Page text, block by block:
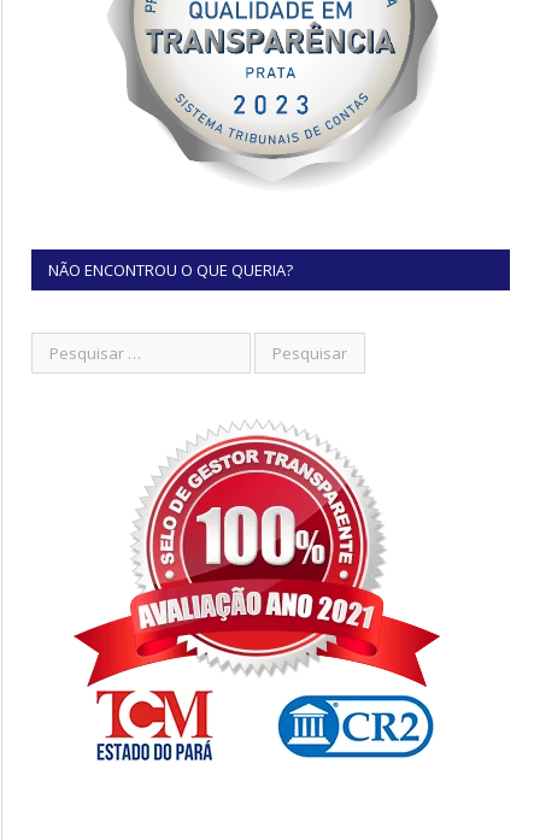
NÃO ENCONTROU O QUE QUERIA?